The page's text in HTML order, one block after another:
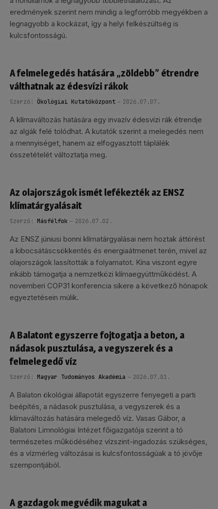
eredmények szerint nem mindig a legforróbb megyékben a
legnagyobb a kockázat, így a helyi felkészültség is
kulcsfontosságú.
A felmelegedés hatására „zöldebb” étrendre
válthatnak az édesvízi rákok
Szerző: Ökológiai Kutatóközpont 2026.07.07.
A klímaváltozás hatására egy invazív édesvízi rák étrendje
az algák felé tolódhat. A kutatók szerint a melegedés nem
a mennyiséget, hanem az elfogyasztott táplálék
összetételét változtatja meg.
Az olajországok ismét lefékezték az ENSZ
klímatárgyalásait
Szerző: Másfélfok 2026.07.02.
Az ENSZ júniusi bonni klímatárgyalásai nem hoztak áttörést
a kibocsátáscsökkentés és energiaátmenet terén, mivel az
olajországok lassították a folyamatot. Kína viszont egyre
inkább támogatja a nemzetközi klímaegyüttműködést. A
novemberi COP31 konferencia sikere a következő hónapok
egyeztetésein múlik.
A Balatont egyszerre fojtogatja a beton, a
nádasok pusztulása, a vegyszerek és a
felmelegedő víz
Szerző: Magyar Tudományos Akadémia 2026.07.01.
A Balaton ökológiai állapotát egyszerre fenyegeti a parti
beépítés, a nádasok pusztulása, a vegyszerek és a
klímaváltozás hatására melegedő víz. Vasas Gábor, a
Balatoni Limnológiai Intézet főigazgatója szerint a tó
természetes működéséhez vízszint-ingadozás szükséges,
és a vízmérleg változásai is kulcsfontosságúak a tó jövője
szempontjából.
A gazdagok megvédik magukat a